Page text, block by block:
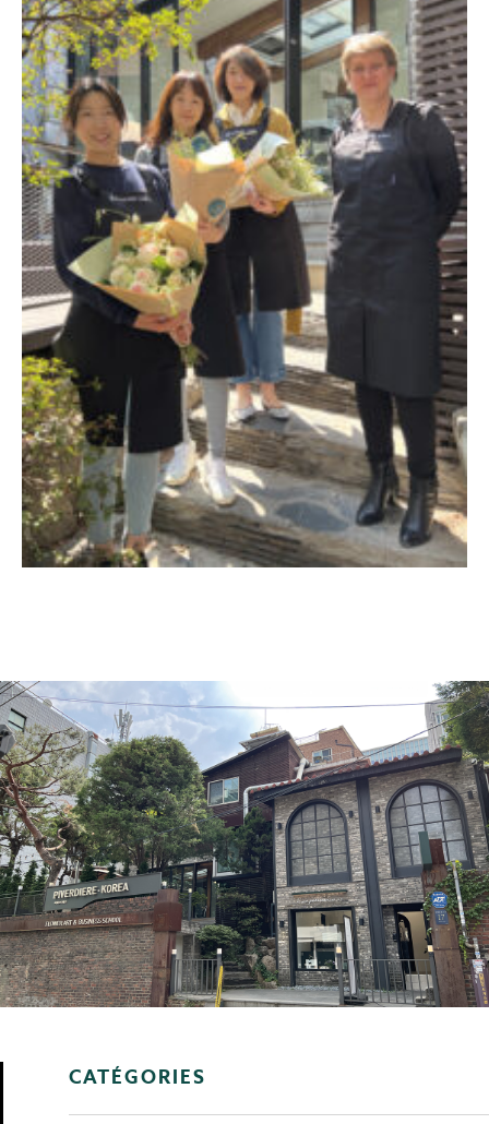
CATÉGORIES